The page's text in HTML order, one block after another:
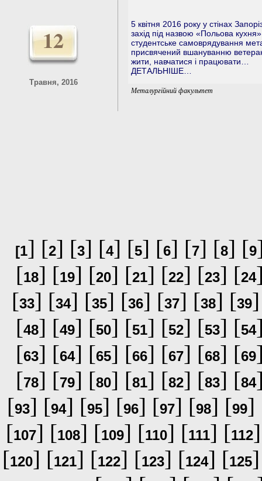
12
Травня, 2016
5 квітня 2016 року у стінах
захід під назвою «Польова
студентське самоврядування
присвячений вшануванню
жити, навчатися і працювати…
ДЕТАЛЬНІШЕ…
Металургійний факультет
[1] [2] [3] [4] [5] [6] [7] [8] [9
[18] [19] [20] [21] [22] [23] [24
[33] [34] [35] [36] [37] [38] [39
[48] [49] [50] [51] [52] [53] [54
[63] [64] [65] [66] [67] [68] [69
[78] [79] [80] [81] [82] [83] [84
[93] [94] [95] [96] [97] [98] [99]
[107] [108] [109] [110] [111] [112
[120] [121] [122] [123] [124] [125